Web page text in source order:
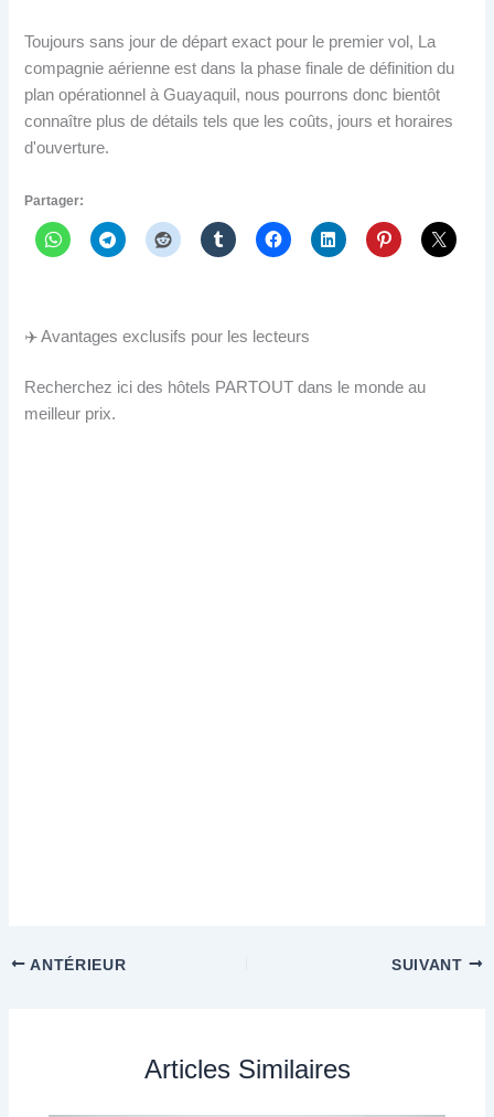
Toujours sans jour de départ exact pour le premier vol, La
compagnie aérienne est dans la phase finale de définition du
plan opérationnel à Guayaquil, nous pourrons donc bientôt
connaître plus de détails tels que les coûts, jours et horaires
d'ouverture.
Partager:
✈️ Avantages exclusifs pour les lecteurs
Recherchez ici des hôtels PARTOUT dans le monde au
meilleur prix.
ANTÉRIEUR SUIVANT
Articles Similaires